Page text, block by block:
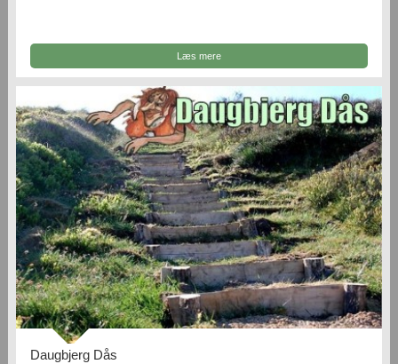
Læs mere
Daugbjerg Dås